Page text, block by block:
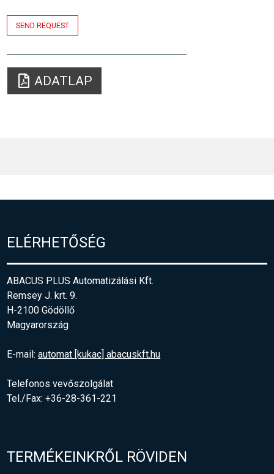
SEND REQUEST
ADATLAP
ELÉRHETŐSÉG
ABACUS PLUS Automatizálási Kft.
Remsey J. krt. 9.
H-2100 Gödöllő
Magyarország
E-mail:automat [kukac] abacuskft.hu
Telefonos vevőszolgálat
Tel./Fax: +36-28-361-221
TERMÉKEINKRŐL RÖVIDEN